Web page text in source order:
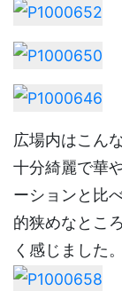
広場内はこん
十分綺麗で華
ーションと比
的狭めなとこ
く感じました。